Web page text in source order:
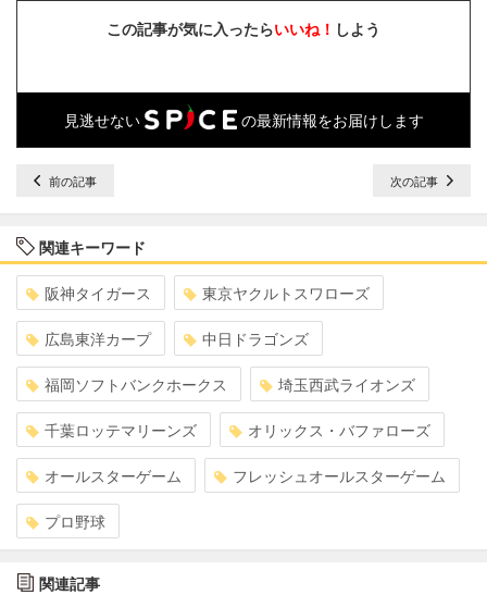
この記事が気に入ったらいいね！ しよう
見逃せない の最新情報をお届けします
前の記事 次の記事
関連キーワード
阪神タイガース 東京ヤクルトスワローズ
広島東洋カープ 中日ドラゴンズ
福岡ソフトバンクホークス 埼玉西武ライオンズ
千葉ロッテマリーンズ オリックス・バファローズ
オールスターゲーム フレッシュオールスターゲーム
プロ野球
関連記事